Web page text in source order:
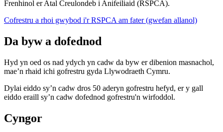
Frenhinol er Atal Creulondeb i Anifeiliaid (RSPCA).
Cofrestru a rhoi gwybod i'r RSPCA am fater (gwefan allanol)
Da byw a dofednod
Hyd yn oed os nad ydych yn cadw da byw er dibenion masnachol,
mae’n rhaid ichi gofrestru gyda Llywodraeth Cymru.
Dylai eiddo sy’n cadw dros 50 aderyn gofrestru hefyd, er y gall
eiddo eraill sy’n cadw dofednod gofrestru'n wirfoddol.
Cyngor